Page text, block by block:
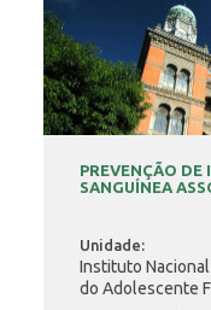
PREVENÇÃO DE
SANGUÍNEA
Unidade:
Instituto Nacional
do Adolescente